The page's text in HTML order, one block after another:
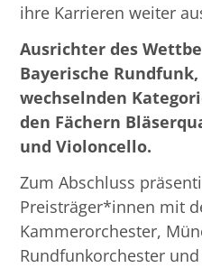
ihre Karrieren weiter
Ausrichter des
Bayerische
wechselnden
den Fächern
und Violoncello.
Zum Abschluss
Preisträger*innen mit
Kammerorchester,
Rundfunkorchester